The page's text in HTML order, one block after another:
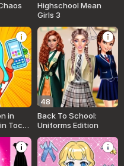
Highschool Mean
Girls 3
in
Toca
48
Back To School:
Uniforms Edition